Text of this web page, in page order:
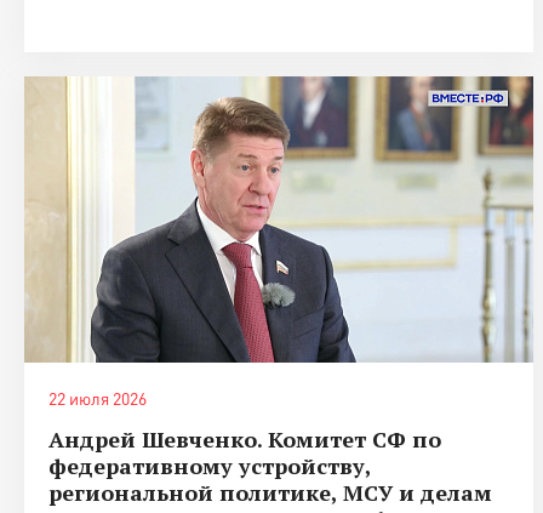
22 июля 2026
Андрей Шевченко. Комитет СФ по
федеративному устройству,
региональной политике, МСУ и делам